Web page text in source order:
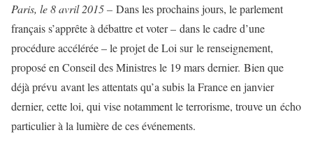
Paris, le 8 avril 2015 – Dans les prochains jours, le parlement
français s’apprête à débattre et voter – dans le cadre d’une
procédure accélérée – le projet de Loi sur le renseignement,
proposé en Conseil des Ministres le 19 mars dernier. Bien que
déjà prévu avant les attentats qu’a subis la France en janvier
dernier, cette loi, qui vise notamment le terrorisme, trouve un écho
particulier à la lumière de ces événements.